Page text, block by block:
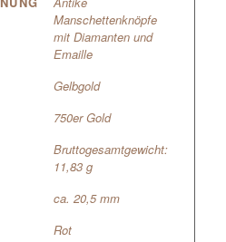
Manschettenknöpfe
mit Diamanten und
Emaille
Gelbgold
750er Gold
Bruttogesamtgewicht:
11,83 g
ca. 20,5 mm
Rot